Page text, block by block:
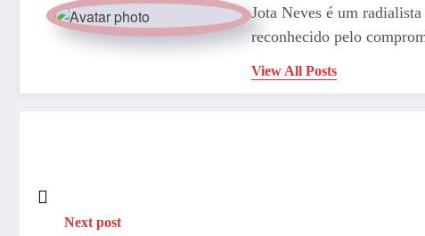
Jota Neves é um
reconhecido pelo
View All Posts
Next post